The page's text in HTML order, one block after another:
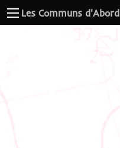
Les Communs d'Abord